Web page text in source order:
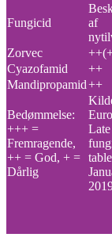
Fungicid
af
Zorvec
Cyazofamid
++
Mandipropamid++
Bedømmelse:
+++ =
Fremragende,
++ = God, + =
Dårlig